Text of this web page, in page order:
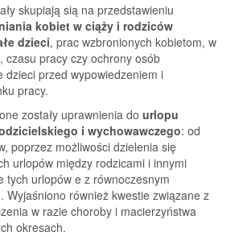
skupiają sią na przedstawieniu
kobiet w ciąży i rodziców
dzieci, prac wzbronionych kobietom, w
czasu pracy czy ochrony osób
dzieci przed wypowiedzeniem i
pracy.
zostały uprawnienia do urlopu
i wychowawczego: od
poprzez możliwości dzielenia się
urlopów między rodzicami i innymi
tych urlopów e z równoczesnym
Wyjaśniono również kwestie związane z
w razie choroby i macierzyństwa
okresach.